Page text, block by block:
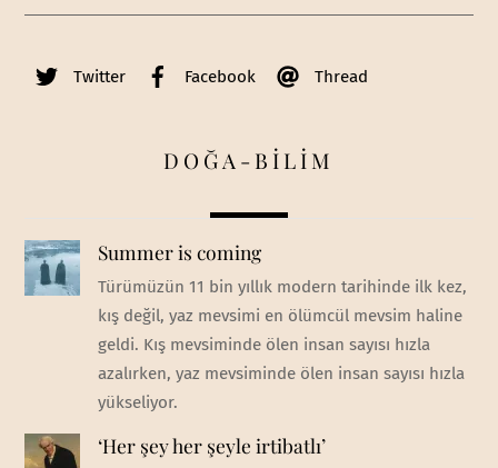
Twitter Facebook Thread
DOĞA-BİLİM
Summer is coming
Türümüzün 11 bin yıllık modern tarihinde ilk kez,
kış değil, yaz mevsimi en ölümcül mevsim haline
geldi. Kış mevsiminde ölen insan sayısı hızla
azalırken, yaz mevsiminde ölen insan sayısı hızla
yükseliyor.
‘Her şey her şeyle irtibatlı’